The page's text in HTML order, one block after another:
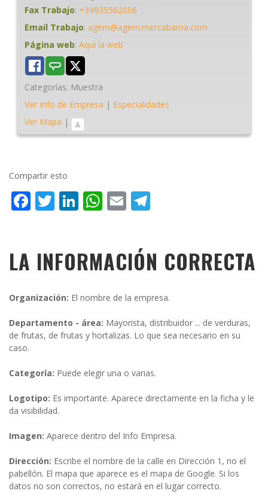
Fax Trabajo: +34935562006
Email Trabajo: agem@agem.mercabarna.com
Página web: Aquí la web
Categorías: Muestra
Ver Info de Empresa | Especialidades
Ver Mapa |
Compartir esto
Facebook
Twitter
LinkedIn
WhatsApp
Email
LA INFORMACIÓN CORRECTA
Organización: El nombre de la empresa.
Departamento - área: Mayorista, distribuidor ... de verduras,
de frutas, de frutas y hortalizas. Lo que sea necesario en su
caso.
Categoría: Puede elegir una o varias.
Logotipo: Es importante. Aparece directamente en la ficha y le
da visibilidad.
Imagen: Aparece dentro del Info Empresa.
Dirección: Escribe el nombre de la calle en Dirección 1, no el
pabellón. El mapa que aparece es el mapa de Google. Si los
datos no son correctos, no estará en el lugar correcto.